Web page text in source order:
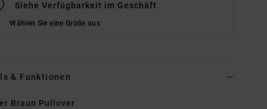
Siehe Verfügbarkeit im Geschäft
Wählen Sie eine Größe aus
& Funktionen
Braun Pullover